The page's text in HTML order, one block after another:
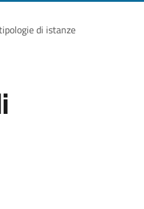
di istanze